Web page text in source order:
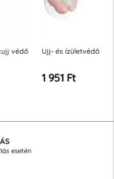
és ízületvédő TUBI
esetén